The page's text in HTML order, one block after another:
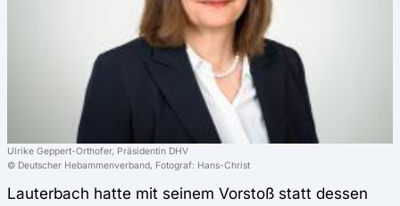
Ulrike Geppert-Orthofer, Präsidentin DHV
© Deutscher Hebammenverband, Fotograf: Hans-Christ
Lauterbach hatte mit seinem Vorstoß statt dessen